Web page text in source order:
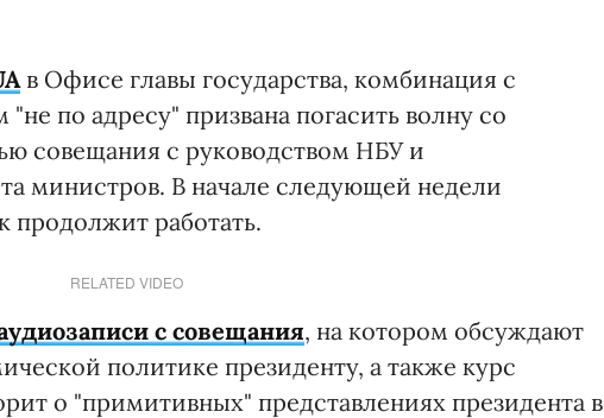
в Офисе главы государства, комбинация с
по адресу" призвана погасить волну со
совещания с руководством НБУ и
министров. В начале следующей недели
продолжит работать.
RELATED VIDEO
с совещания, на котором обсуждают
политике президенту, а также курс
о "примитивных" представлениях президента в